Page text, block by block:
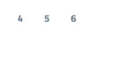
4 5
6